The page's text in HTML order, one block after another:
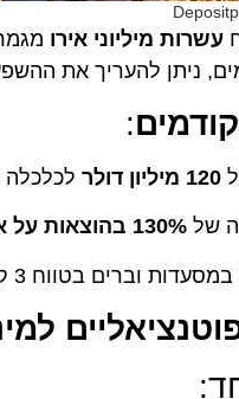
מיליוני אירו
ניתן להעריך את ההשפעה
:
דולר לכלכלה המקומית
130% בהוצאות על אוכל ושתייה
וברים בטווח 3 ק"מ, אוהדים הוציאו